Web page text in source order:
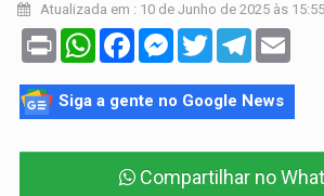
Atualizada em : 10 de Junho de 2025 às 15:55
Print WhatsAppFacebookMessenger
TwitterTelegram
Siga a gente no Google News
Compartilhar no